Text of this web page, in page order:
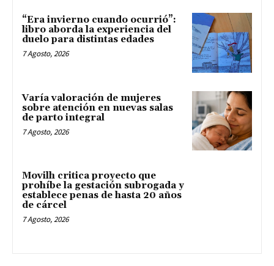
“Era invierno cuando ocurrió”:
libro aborda la experiencia del
duelo para distintas edades
7 Agosto, 2026
Varía valoración de mujeres
sobre atención en nuevas salas
de parto integral
7 Agosto, 2026
Movilh critica proyecto que
prohíbe la gestación subrogada y
establece penas de hasta 20 años
de cárcel
7 Agosto, 2026